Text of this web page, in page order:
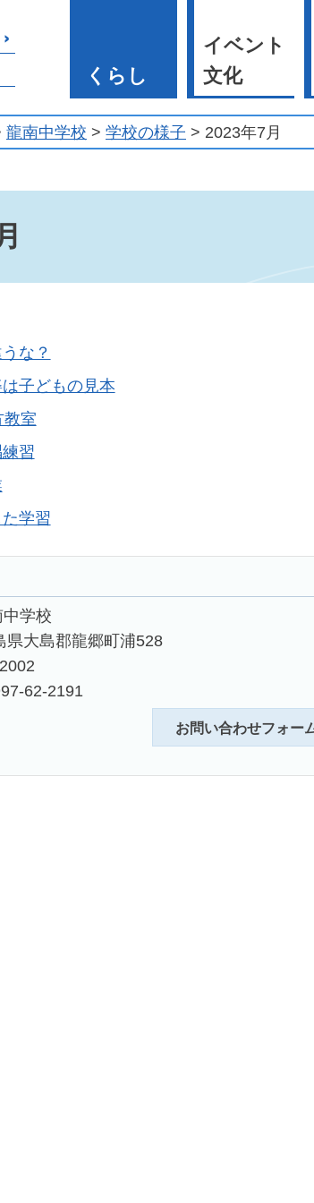
くらし
イベント
文化
龍南中学校 > 学校の様子 > 2023年7月
な？
子どもの見本
教室
習
学習
学校
県大島郡龍郷町浦528
62-2191
お問い合わせフォー